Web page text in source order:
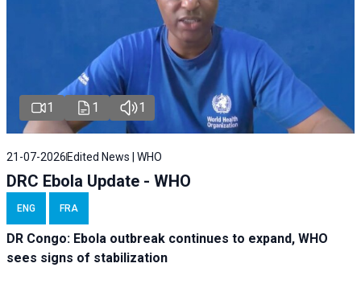
1 1 1
21-07-2026 Edited News | WHO
DRC Ebola Update - WHO
ENG FRA
DR Congo: Ebola outbreak continues to expand, WHO
sees signs of stabilization